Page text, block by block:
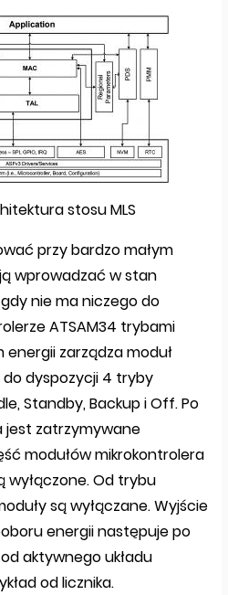
stosu MLS
przy bardzo małym
wprowadzać w stan
nie ma niczego do
ATSAM34 trybami
zarządza moduł
do dyspozycji 4 tryby
Standby, Backup i Off. Po
jest zatrzymywane
modułów mikrokontrolera
wyłączone. Od trybu
są wyłączane. Wyjście
energii następuje po
aktywnego układu
od licznika.